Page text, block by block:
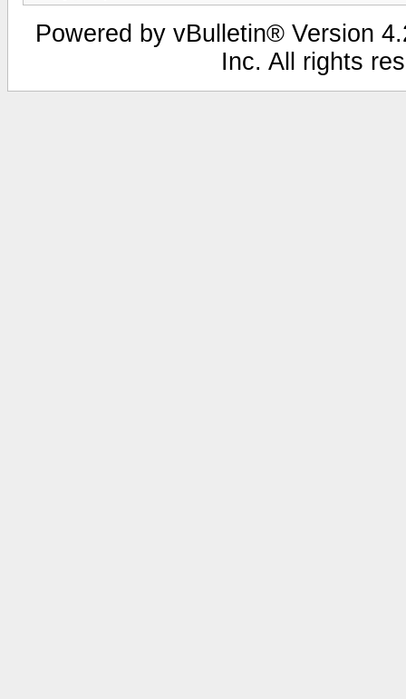
Powered by vBulletin® Version
Inc. All rights